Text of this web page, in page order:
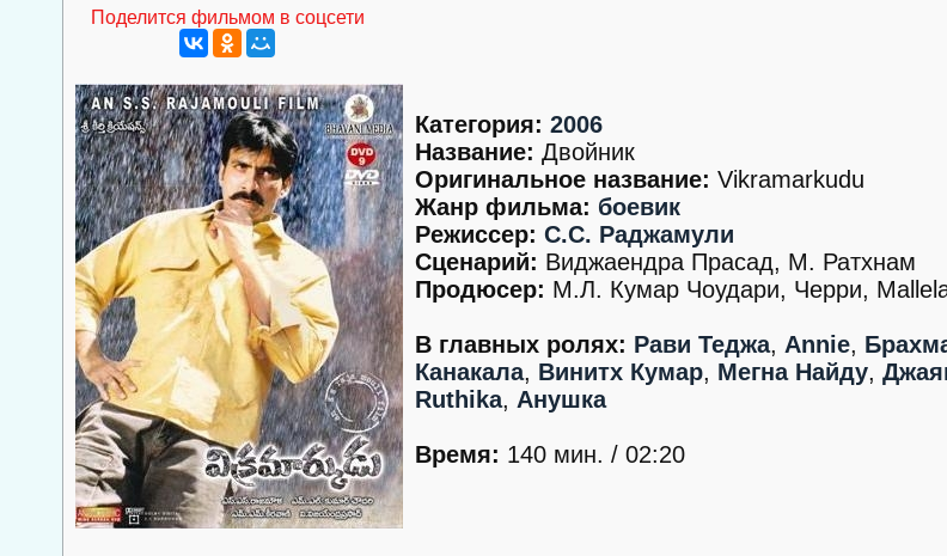
Поделится фильмом в соцсети
Категория: 2006
Название: Двойник
Оригинальное название: Vikramarkudu
Жанр фильма: боевик
Режиссер: С.С. Раджамули
Сценарий: Виджаендра Прасад, М. Ратхнам
Продюсер: М.Л. Кумар Чоудари, Черри,
В главных ролях: Рави Теджа, Annie,
Канакала, Винитх Кумар, Мегна Найду,
Ruthika, Анушка
Время: 140 мин. / 02:20